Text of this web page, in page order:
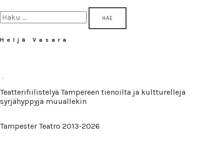
Haku:
Heljä Vasara
Teatterifiilistelyä Tampereen tienoilta ja kultturelleja
syrjähyppyjä muuallekin
Tampester Teatro 2013-2026